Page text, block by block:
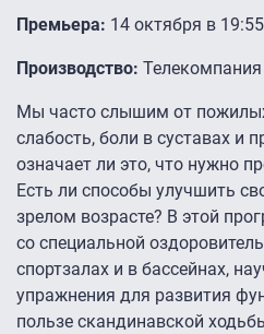
Премьера: 14 октября в
Производство:
Мы часто слышим от
слабость, боли в суставах и
означает ли это, что нужно
Есть ли способы улучшить
зрелом возрасте? В этой
со специальной
спортзалах и в бассейнах,
упражнения для развития
пользе скандинавской